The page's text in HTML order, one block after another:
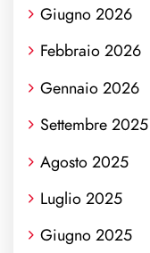
Giugno 2026
Febbraio 2026
Gennaio 2026
Settembre 2025
Agosto 2025
Luglio 2025
Giugno 2025